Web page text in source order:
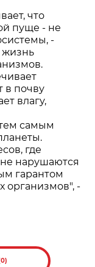
что
пуще - не
-
жизнь
в почву
влагу,
самым
где
нарушаются
гарантом
организмов", -